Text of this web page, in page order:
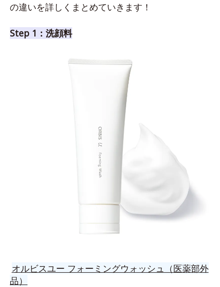
の違いを詳しくまとめていきます！
Step 1：洗顔料
オルビスユー フォーミングウォッシュ（医薬部外
品）